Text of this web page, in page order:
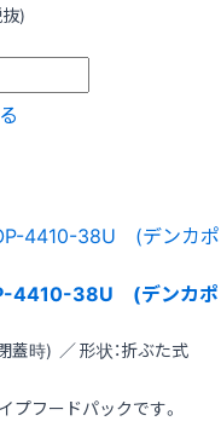
)
4410-38U (デンカ
時) ／ 形状：折ぶた式
プフードパックです。